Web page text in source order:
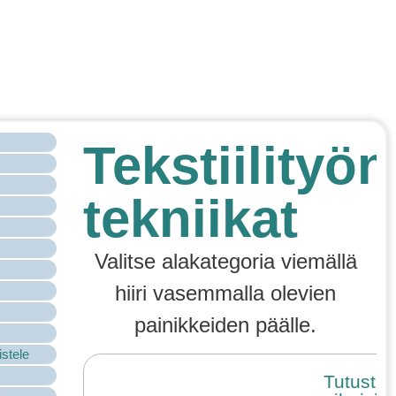
Tekstiilityön
tekniikat
Valitse alakategoria viemällä
hiiri vasemmalla olevien
painikkeiden päälle.
Tutustu